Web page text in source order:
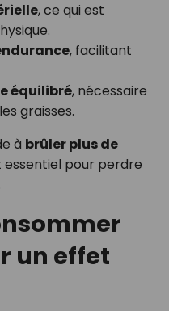
, ce qui est
, facilitant
équilibré, nécessaire
graisses.
à brûler plus de
essentiel pour perdre
un effet